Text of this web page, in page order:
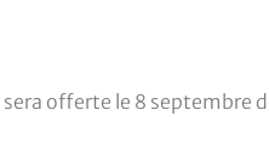
sera offerte le 8 septembre